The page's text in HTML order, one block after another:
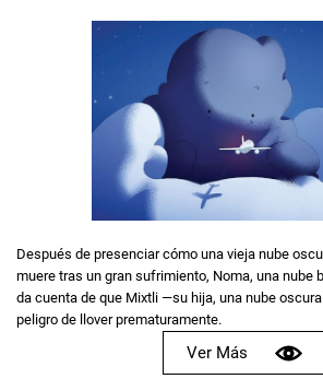
Después de presenciar cómo una vieja nube
muere tras un gran sufrimiento, Noma, una nube
da cuenta de que Mixtli —su hija, una nube
peligro de llover prematuramente.
Ver Más